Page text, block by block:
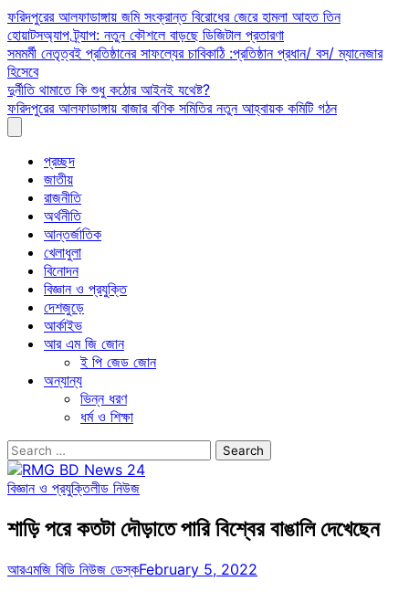
Skip
to
content
ফরিদপুরের আলফাডাঙ্গায় জমি সংক্রান্ত বিরোধের জেরে হামলা আহত তিন
হোয়াটসঅ্যাপ ট্র্যাপ: নতুন কৌশলে বাড়ছে ডিজিটাল প্রতারণা
সমমর্মী নেতৃত্বই প্রতিষ্ঠানের সাফল্যের চাবিকাঠি :প্রতিষ্ঠান প্রধান/ বস/ ম্যানেজার
হিসেবে
দুর্নীতি থামাতে কি শুধু কঠোর আইনই যথেষ্ট?
ফরিদপুরের আলফাডাঙ্গায় বাজার বণিক সমিতির নতুন আহ্বায়ক কমিটি গঠন
প্রচ্ছদ
জাতীয়
রাজনীতি
অর্থনীতি
আন্তর্জাতিক
খেলাধুলা
বিনোদন
বিজ্ঞান ও প্রযুক্তি
দেশজুড়ে
আর্কাইভ
আর এম জি জোন
ই পি জেড জোন
অন্যান্য
ভিন্ন ধরণ
ধর্ম ও শিক্ষা
Search
for:
বিজ্ঞান ও প্রযুক্তিলীড নিউজ
শাড়ি পরে কতটা দৌড়াতে পারি বিশ্বের বাঙালি দেখেছেন
আরএমজি বিডি নিউজ ডেস্কFebruary 5, 2022